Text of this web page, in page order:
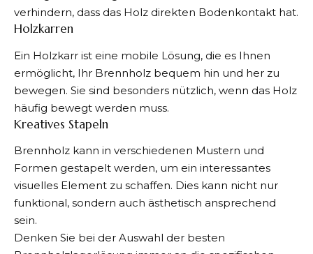
verhindern, dass das Holz direkten Bodenkontakt hat.
Holzkarren
Ein Holzkarr ist eine mobile Lösung, die es Ihnen
ermöglicht, Ihr Brennholz bequem hin und her zu
bewegen. Sie sind besonders nützlich, wenn das Holz
häufig bewegt werden muss.
Kreatives Stapeln
Brennholz kann in verschiedenen Mustern und
Formen gestapelt werden, um ein interessantes
visuelles Element zu schaffen. Dies kann nicht nur
funktional, sondern auch ästhetisch ansprechend
sein.
Denken Sie bei der Auswahl der besten